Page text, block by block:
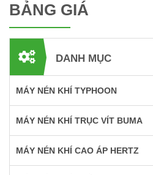
BẢNG GIÁ
DANH MỤC
MÁY NÉN KHÍ TYPHOON
MÁY NÉN KHÍ TRỤC VÍT BUMA
MÁY NÉN KHÍ CAO ÁP HERTZ